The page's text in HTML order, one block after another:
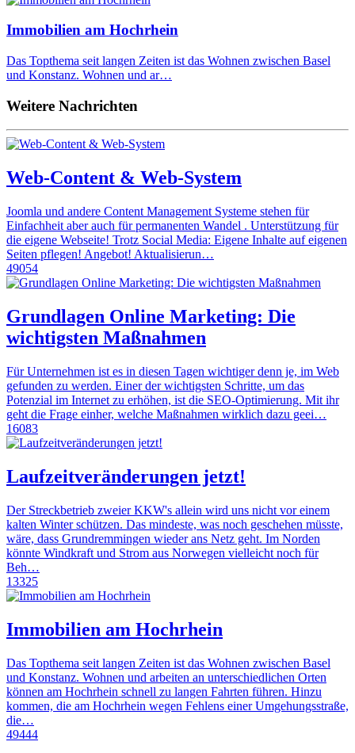
Immobilien am Hochrhein
Das Topthema seit langen Zeiten ist das Wohnen zwischen Basel
und Konstanz. Wohnen und ar…
Weitere Nachrichten
Web-Content & Web-System
Joomla und andere Content Management Systeme stehen für
Einfachheit aber auch für permanenten Wandel . Unterstützung für
die eigene Webseite! Trotz Social Media: Eigene Inhalte auf eigenen
Seiten pflegen! Angebot! Aktualisierun…
49054
Grundlagen Online Marketing: Die
wichtigsten Maßnahmen
Für Unternehmen ist es in diesen Tagen wichtiger denn je, im Web
gefunden zu werden. Einer der wichtigsten Schritte, um das
Potenzial im Internet zu erhöhen, ist die SEO-Optimierung. Mit ihr
geht die Frage einher, welche Maßnahmen wirklich dazu geei…
16083
Laufzeitveränderungen jetzt!
Der Streckbetrieb zweier KKW's allein wird uns nicht vor einem
kalten Winter schützen. Das mindeste, was noch geschehen müsste,
wäre, dass Grundremmingen wieder ans Netz geht. Im Norden
könnte Windkraft und Strom aus Norwegen vielleicht noch für
Beh…
13325
Immobilien am Hochrhein
Das Topthema seit langen Zeiten ist das Wohnen zwischen Basel
und Konstanz. Wohnen und arbeiten an unterschiedlichen Orten
können am Hochrhein schnell zu langen Fahrten führen. Hinzu
kommen, die am Hochrhein wegen Fehlens einer Umgehungsstraße,
die…
49444